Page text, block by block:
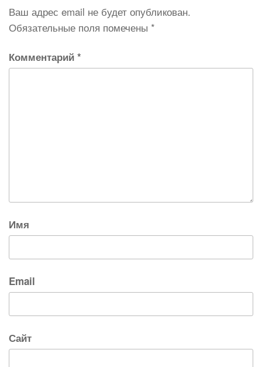
Ваш адрес email не будет опубликован.
Обязательные поля помечены *
Комментарий *
Имя
Email
Сайт